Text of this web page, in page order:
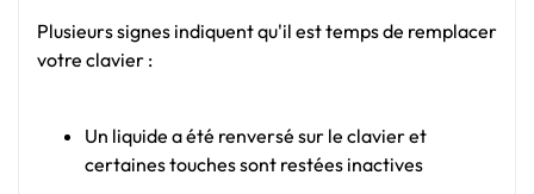
Plusieurs signes indiquent qu'il est temps de remplacer
votre clavier :
Un liquide a été renversé sur le clavier et
certaines touches sont restées inactives